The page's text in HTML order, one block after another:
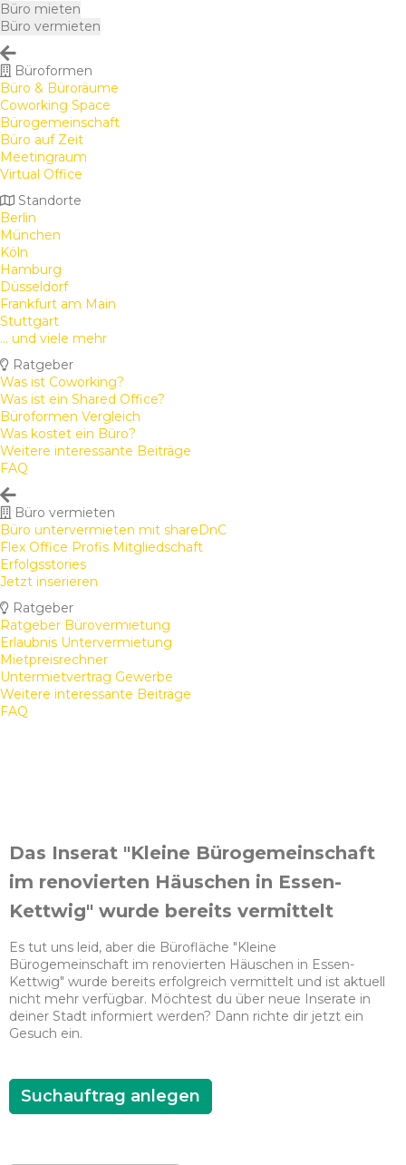
Büro mieten
Büro vermieten
Büroformen
Büro & Büroräume
Coworking Space
Bürogemeinschaft
Büro auf Zeit
Meetingraum
Virtual Office
Standorte
Berlin
München
Köln
Hamburg
Düsseldorf
Frankfurt am Main
Stuttgart
... und viele mehr
Ratgeber
Was ist Coworking?
Was ist ein Shared Office?
Büroformen Vergleich
Was kostet ein Büro?
Weitere interessante Beiträge
FAQ
Büro vermieten
Büro untervermieten mit shareDnC
Flex Office Profis Mitgliedschaft
Erfolgsstories
Jetzt inserieren
Ratgeber
Ratgeber Bürovermietung
Erlaubnis Untervermietung
Mietpreisrechner
Untermietvertrag Gewerbe
Weitere interessante Beiträge
FAQ
Das Inserat "Kleine Bürogemeinschaft
im renovierten Häuschen in Essen-
Kettwig" wurde bereits vermittelt
Es tut uns leid, aber die Bürofläche "Kleine
Bürogemeinschaft im renovierten Häuschen in Essen-
Kettwig" wurde bereits erfolgreich vermittelt und ist aktuell
nicht mehr verfügbar. Möchtest du über neue Inserate in
deiner Stadt informiert werden? Dann richte dir jetzt ein
Gesuch ein.
Suchauftrag anlegen